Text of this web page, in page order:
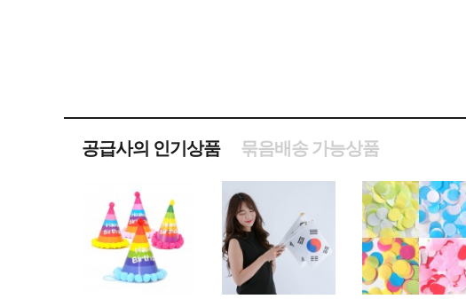
공급사의 인기상품 묶음배송 가능상품